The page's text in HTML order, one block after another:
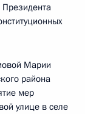
Президента
Марии
района
мер
улице в селе